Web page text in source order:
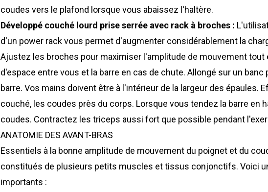
coudes vers le plafond lorsque vous abaissez l'haltère.
Développé couché lourd prise serrée avec rack à broches :
d'un power rackvous permet d'augmenter considérablement la
Ajustez les broches pour maximiser l'amplitude de mouvement
d'espace entre vous et la barre en cas de chute. Allongé sur un
barre. Vos mains doivent être à l'intérieur de la largeur des épaules.
couché, les coudes près du corps. Lorsque vous tendez la barre en
coudes. Contractez les triceps aussi fort que possible pendant
ANATOMIE DES AVANT-BRAS
Essentiels à la bonne amplitude de mouvement du poignet et du
constitués de plusieurs petits muscles et tissus conjonctifs. Voici
importants :